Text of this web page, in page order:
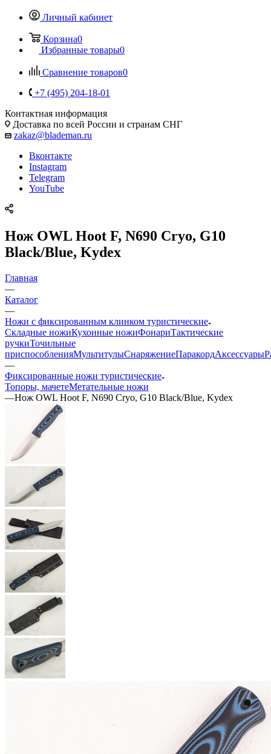
Личный кабинет
Корзина0
Избранные товары0
Сравнение товаров0
+7 (495) 204-18-01
Контактная информация
Доставка по всей России и странам СНГ
zakaz@blademan.ru
Вконтакте
Instagram
Telegram
YouTube
Нож OWL Hoot F, N690 Cryo, G10
Black/Blue, Kydex
Главная
—
Каталог
—
Ножи с фиксированным клинком туристические
Складные ножиКухонные ножиФонариТактические
ручкиТочильные
приспособленияМультитулыСнаряжениеПаракордАксессуары
—
Фиксированные ножи туристические
Топоры, мачетеМетательные ножи
—Нож OWL Hoot F, N690 Cryo, G10 Black/Blue, Kydex